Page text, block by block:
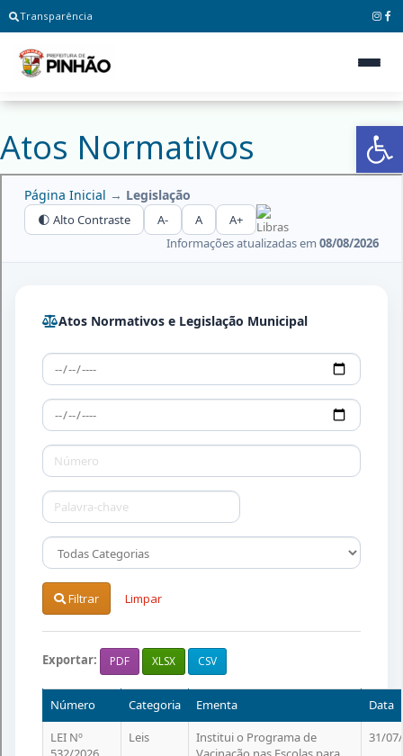
Transparência
Atos Normativos